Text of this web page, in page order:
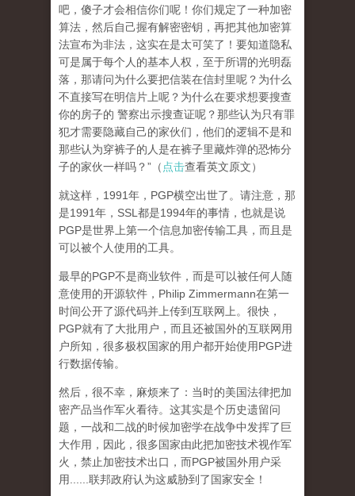
吧，傻子才会相信你们呢！你们规定了一种加密
算法，然后自己握有解密密钥，再把其他加密算
法宣布为非法，这实在是太可笑了！要知道隐私
可是属于每个人的基本人权，至于所谓的光明磊
落，那请问为什么要把信装在信封里呢？为什么
不直接写在明信片上呢？为什么在要求想要搜查
你的房子的 警察出示搜查证呢？那些认为只有罪
犯才需要隐藏自己的家伙们，他们的逻辑不是和
那些认为穿裤子的人是在裤子里藏炸弹的恐怖分
子的家伙一样吗？”（ 点击查看英文原文）
就这样，1991年，PGP横空出世了。请注意，那
是1991年，SSL都是1994年的事情，也就是说
PGP是世界上第一个信息加密传输工具，而且是
可以被个人使用的工具。
最早的PGP不是商业软件，而是可以被任何人随
意使用的开源软件，Philip Zimmermann在第一
时间公开了源代码并上传到互联网上。很快，
PGP就有了大批用户，而且还被国外的互联网用
户所知，很多极权国家的用户都开始使用PGP进
行数据传输。
然后，很不幸，麻烦来了：当时的美国法律把加
密产品当作军火看待。这其实是个历史遗留问
题，一战和二战的时候加密学在战争中发挥了巨
大作用，因此，很多国家由此把加密技术视作军
火，禁止加密技术出口，而PGP被国外用户采
用......联邦政府认为这威胁到了国家安全！